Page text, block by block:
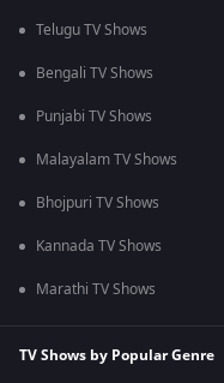
Telugu TV Shows
Bengali TV Shows
Punjabi TV Shows
Malayalam TV Shows
Bhojpuri TV Shows
Kannada TV Shows
Marathi TV Shows
TV Shows by Popular Genre